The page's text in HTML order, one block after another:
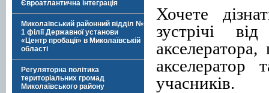
Євроатлантична інтеграція
Миколаївський районний відділ №
1 філії Державної установи
«Центр пробації» в Миколаївській
області
Регуляторна політика
територіальних громад
Миколаївського району
Хочете
зустрічі
акселератор
учасників.